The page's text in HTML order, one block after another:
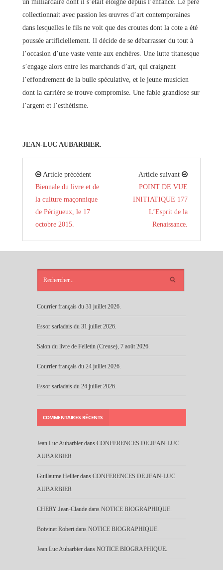
un milliardaire dont il s’était éloigné depuis l’enfance. Le père
collectionnait avec passion les œuvres d’art contemporaines
dans lesquelles le fils ne voit que des croutes dont la cote a été
poussée artificiellement. Il décide de se débarrasser du tout à
l’occasion d’une vaste vente aux enchères. Une lutte titanesque
s’engage alors entre les marchands d’art, qui craignent
l’effondrement de la bulle spéculative, et le jeune musicien
dont la carrière se trouve compromise. Une fable grandiose sur
l’argent et l’esthétisme.
JEAN-LUC AUBARBIER.
Article précédent
Biennale du livre et de
la culture maçonnique
de Périgueux, le 17
octobre 2015.
Article suivant
POINT DE VUE
INITIATIQUE 177
L’Esprit de la
Renaissance.
Courrier français du 31 juillet 2026.
Essor sarladais du 31 juillet 2026.
Salon du livre de Felletin (Creuse), 7 août 2026.
Courrier français du 24 juillet 2026.
Essor sarladais du 24 juillet 2026.
COMMENTAIRES RÉCENTS
Jean Luc Aubarbier dans CONFERENCES DE JEAN-LUC
AUBARBIER
Guillaume Hellier dans CONFERENCES DE JEAN-LUC
AUBARBIER
CHERY Jean-Claude dans NOTICE BIOGRAPHIQUE.
Boivinet Robert dans NOTICE BIOGRAPHIQUE.
Jean Luc Aubarbier dans NOTICE BIOGRAPHIQUE.